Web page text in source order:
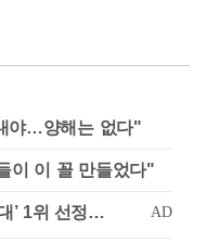
야…양해는 없다"
이 이 꼴 만들었다"